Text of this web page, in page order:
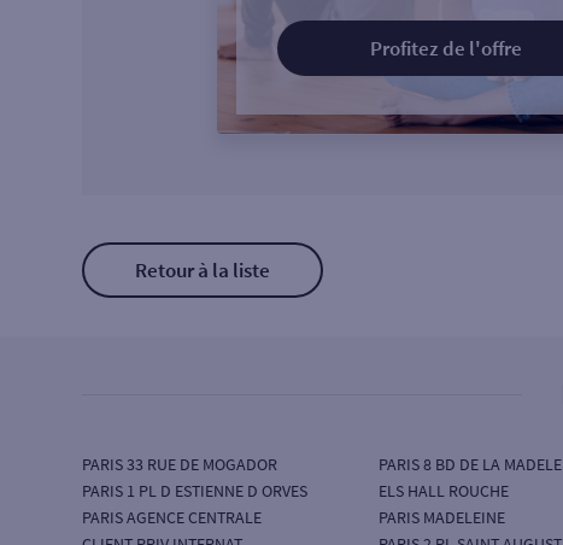
Profitez de l'offre
Retour à la liste
PARIS 33 RUE DE MOGADOR
PARIS 1 PL D ESTIENNE D ORVES
PARIS AGENCE CENTRALE
PARIS 8 BD DE LA
ELS HALL ROUCHE
PARIS MADELEINE